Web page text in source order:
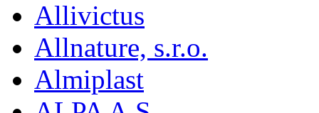
Allivictus
Allnature, s.r.o.
Almiplast